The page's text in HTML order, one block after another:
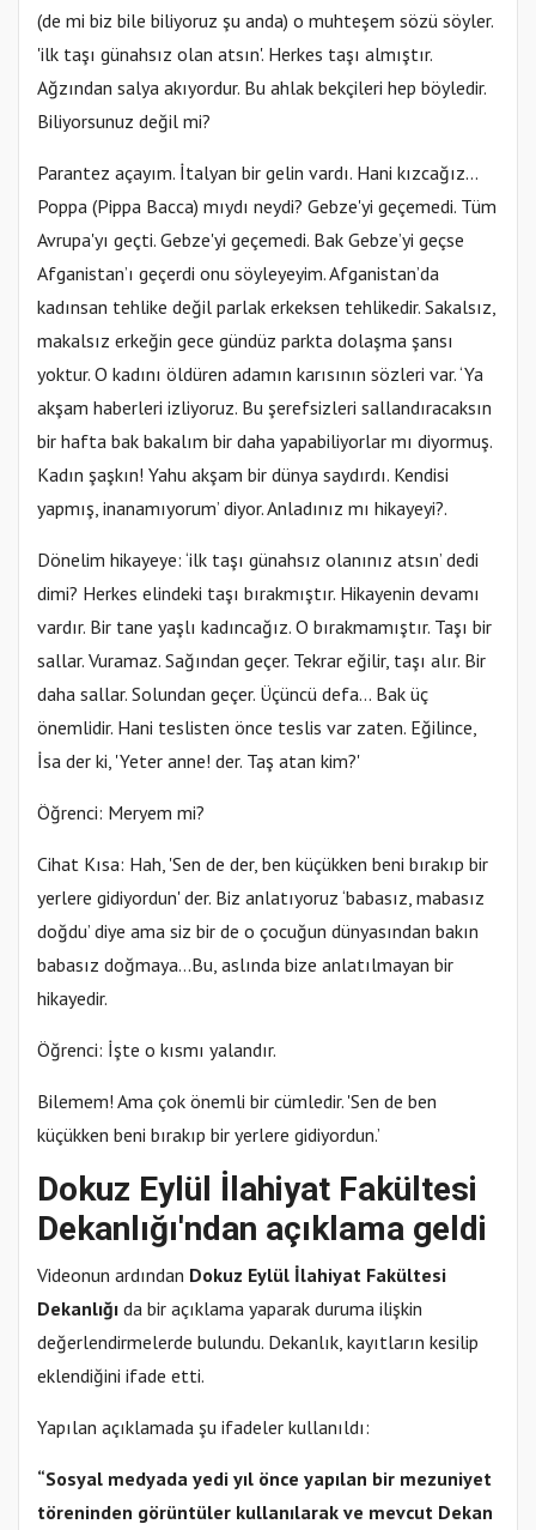
(de mi biz bile biliyoruz şu anda) o muhteşem sözü söyler.
'ilk taşı günahsız olan atsın'. Herkes taşı almıştır.
Ağzından salya akıyordur. Bu ahlak bekçileri hep böyledir.
Biliyorsunuz değil mi?
Parantez açayım. İtalyan bir gelin vardı. Hani kızcağız...
Poppa (Pippa Bacca) mıydı neydi? Gebze'yi geçemedi. Tüm
Avrupa'yı geçti. Gebze'yi geçemedi. Bak Gebze’yi geçse
Afganistan’ı geçerdi onu söyleyeyim. Afganistan’da
kadınsan tehlike değil parlak erkeksen tehlikedir. Sakalsız,
makalsız erkeğin gece gündüz parkta dolaşma şansı
yoktur. O kadını öldüren adamın karısının sözleri var. ‘Ya
akşam haberleri izliyoruz. Bu şerefsizleri sallandıracaksın
bir hafta bak bakalım bir daha yapabiliyorlar mı diyormuş.
Kadın şaşkın! Yahu akşam bir dünya saydırdı. Kendisi
yapmış, inanamıyorum’ diyor. Anladınız mı hikayeyi?.
Dönelim hikayeye: ‘ilk taşı günahsız olanınız atsın’ dedi
dimi? Herkes elindeki taşı bırakmıştır. Hikayenin devamı
vardır. Bir tane yaşlı kadıncağız. O bırakmamıştır. Taşı bir
sallar. Vuramaz. Sağından geçer. Tekrar eğilir, taşı alır. Bir
daha sallar. Solundan geçer. Üçüncü defa... Bak üç
önemlidir. Hani teslisten önce teslis var zaten. Eğilince,
İsa der ki, 'Yeter anne! der. Taş atan kim?'
Öğrenci: Meryem mi?
Cihat Kısa: Hah, 'Sen de der, ben küçükken beni bırakıp bir
yerlere gidiyordun' der. Biz anlatıyoruz ‘babasız, mabasız
doğdu’ diye ama siz bir de o çocuğun dünyasından bakın
babasız doğmaya…Bu, aslında bize anlatılmayan bir
hikayedir.
Öğrenci: İşte o kısmı yalandır.
Bilemem! Ama çok önemli bir cümledir. 'Sen de ben
küçükken beni bırakıp bir yerlere gidiyordun.’
Dokuz Eylül İlahiyat Fakültesi
Dekanlığı'ndan açıklama geldi
Videonun ardından Dokuz Eylül İlahiyat Fakültesi
Dekanlığı da bir açıklama yaparak duruma ilişkin
değerlendirmelerde bulundu. Dekanlık, kayıtların kesilip
eklendiğini ifade etti.
Yapılan açıklamada şu ifadeler kullanıldı:
“Sosyal medyada yedi yıl önce yapılan bir mezuniyet
töreninden görüntüler kullanılarak ve mevcut Dekan